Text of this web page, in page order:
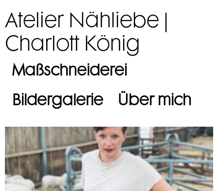
Atelier Nähliebe |
Charlott König
Maßschneiderei
Bildergalerie
Über mich